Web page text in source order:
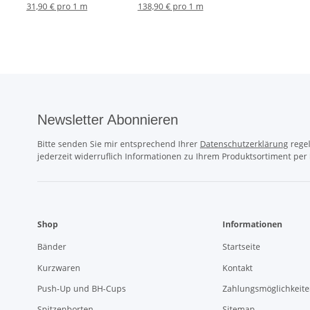
31,90 € pro 1 m 138,90 € pro 1 m
Newsletter Abonnieren
Bitte senden Sie mir entsprechend Ihrer Datenschutzerklärung
jederzeit widerruflich Informationen zu Ihrem Produktsortiment per
Shop
Bänder
Kurzwaren
Push-Up und BH-Cups
Informationen
Startseite
Kontakt